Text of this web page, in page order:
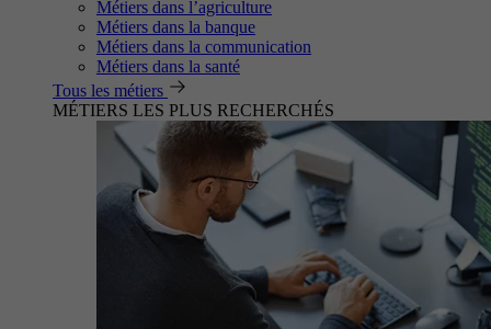
Métiers dans l’agriculture
Métiers dans la banque
Métiers dans la communication
Métiers dans la santé
Tous les métiers
MÉTIERS LES PLUS RECHERCHÉS